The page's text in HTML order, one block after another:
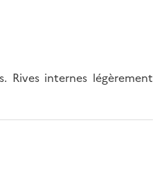
Rives internes légèrement